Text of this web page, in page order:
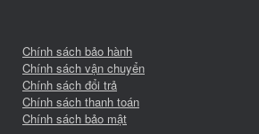
Chính sách bảo hành
Chính sách vận chuyển
Chính sách đổi trả
Chính sách thanh toán
Chính sách bảo mật